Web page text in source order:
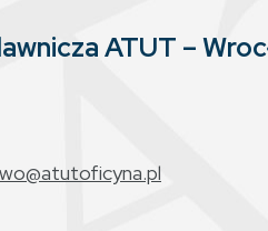
ATUT –